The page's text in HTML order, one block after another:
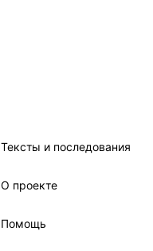
Тексты и последования
О проекте
Помощь